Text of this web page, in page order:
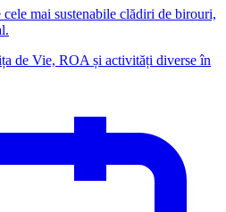
mai sustenabile clădiri de birouri,